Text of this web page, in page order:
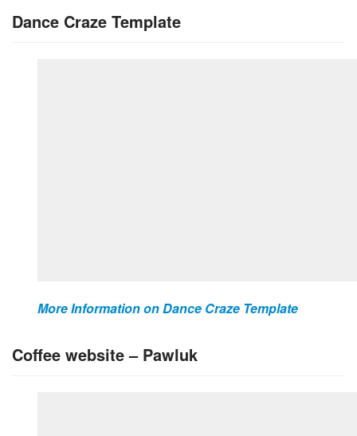
Dance Craze Template
More Information on Dance Craze Template
Coffee website – Pawluk